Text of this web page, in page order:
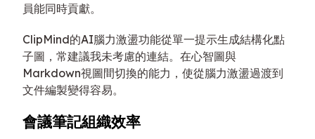
員能同時貢獻。
ClipMind的AI腦力激盪功能從單一提示生成結構化點
子圖，常建議我未考慮的連結。在心智圖與
Markdown視圖間切換的能力，使從腦力激盪過渡到
文件編製變得容易。
會議筆記組織效率